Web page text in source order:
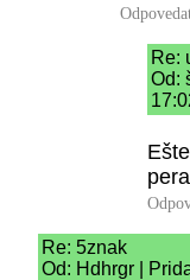
Re:
Od:
Re: 5znak
Od: Hdhrgr |